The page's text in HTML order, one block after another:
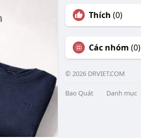
Thích (0)
Các nhóm (0)
© 2026 DRVIET.COM
Bao Quát Danh mục